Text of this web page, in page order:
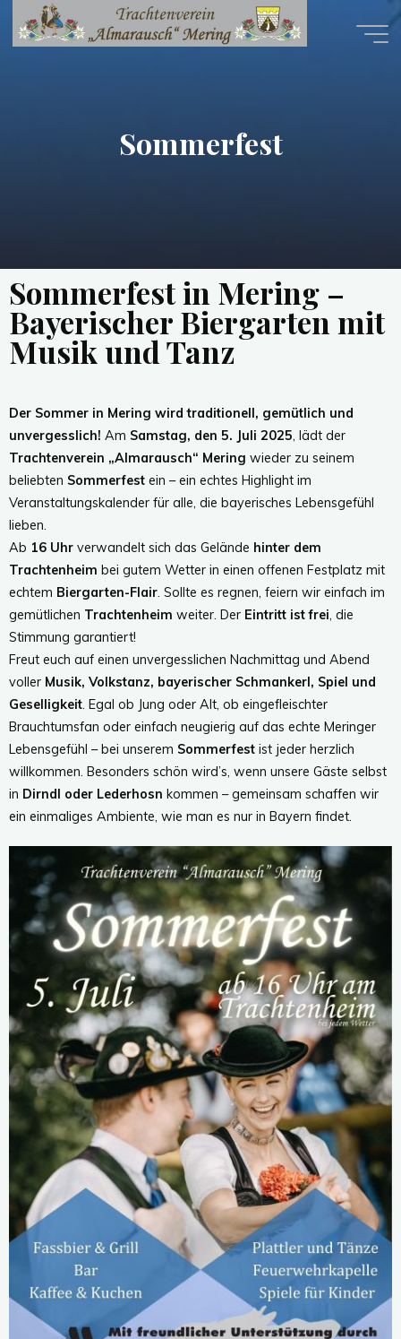
Sommerfest
Sommerfest in Mering –
Bayerischer Biergarten mit
Musik und Tanz
Der Sommer in Mering wird traditionell, gemütlich und
unvergesslich! Am Samstag, den 5. Juli 2025, lädt der
Trachtenverein „Almarausch“ Mering wieder zu seinem
beliebten Sommerfest ein – ein echtes Highlight im
Veranstaltungskalender für alle, die bayerisches Lebensgefühl
lieben.
Ab 16 Uhr verwandelt sich das Gelände hinter dem
Trachtenheim bei gutem Wetter in einen offenen Festplatz mit
echtem Biergarten-Flair. Sollte es regnen, feiern wir einfach im
gemütlichen Trachtenheim weiter. Der Eintritt ist frei, die
Stimmung garantiert!
Freut euch auf einen unvergesslichen Nachmittag und Abend
voller Musik, Volkstanz, bayerischer Schmankerl, Spiel und
Geselligkeit. Egal ob Jung oder Alt, ob eingefleischter
Brauchtumsfan oder einfach neugierig auf das echte Meringer
Lebensgefühl – bei unserem Sommerfest ist jeder herzlich
willkommen. Besonders schön wird’s, wenn unsere Gäste selbst
in Dirndl oder Lederhosn kommen – gemeinsam schaffen wir
ein einmaliges Ambiente, wie man es nur in Bayern findet.